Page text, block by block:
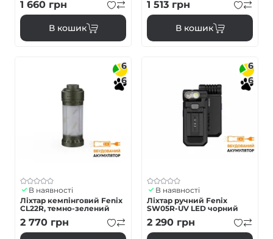
1 660 грн
В кошик
1 513 грн
В кошик
6
6
В наявності
Ліхтар кемпінговий Fenix
CL22R, темно-зелений
2 770 грн
6
6
В наявності
Ліхтар ручний Fenix
SW05R-UV LED чорний
2 290 грн